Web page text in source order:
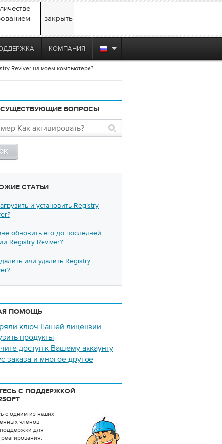
закрыть
КОМПАНИЯ
Reviver на моем компьютере?
СУЩЕСТВУЮЩИЕ ВОПРОСЫ
СТАТЬИ
и установить Registry
обновить его до последней
Registry Reviver?
или удалить Registry
ПОМОЩЬ
ключ Вашей лицензии
продукты
доступ к Вашему аккаунту
заказа и многое другое
С ПОДДЕРЖКОЙ
с одним из наших
членов
для